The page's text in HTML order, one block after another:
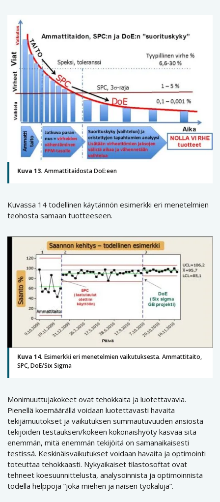
Kuva 13. Ammattitaidosta DoE:een
Kuvassa 14 todellinen käytännön esimerkki eri menetelmien
teohosta samaan tuotteeseen.
Kuva 14. Esimerkki eri menetelmien vaikutuksesta. Ammattitaito,
SPC, DoE/Six Sigma
Monimuuttujakokeet ovat tehokkaita ja luotettavavia.
Pienellä koemäärällä voidaan luotettavasti havaita
tekijämuutokset ja vaikutuksen summautuvuuden ansiosta
tekijöiden testauksen/kokeen kokonaishyöty kasvaa sitä
enemmän, mitä enemmän tekijöitä on samanaikaisesti
testissä. Keskinäisvaikutukset voidaan havaita ja optimointi
toteuttaa tehokkaasti. Nykyaikaiset tilastosoftat ovat
tehneet koesuunnittelusta, analysoinnista ja optimoinnista
todella helppoja ”joka miehen ja naisen työkaluja”.